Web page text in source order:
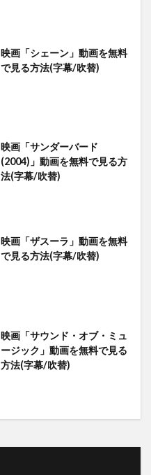
映画「シェーン」動画を無料
で見る方法(字幕/吹替)
映画「サンダーバード
(2004)」動画を無料で見る方
法(字幕/吹替)
映画「ザスーラ」動画を無料
で見る方法(字幕/吹替)
映画「サウンド・オブ・ミュ
ージック」動画を無料で見る
方法(字幕/吹替)